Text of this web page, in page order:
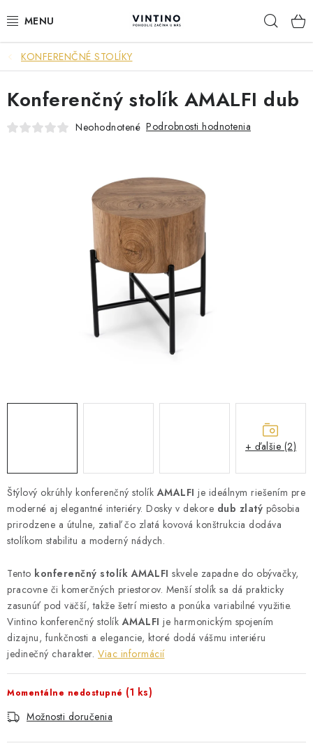
na
NÁBYTOK
VÝPREDAJ
ZÁVESNÉ HOJDACIE KRESLÁ
JEDÁLENSKÉ STOLY
JEDÁLENSKÉ STOLIČKY
ZÁHRADNÝ NÁBYTOK
SKRIŇA NA TOPANKY
FAQ - NAJČASTEJŠIE OTÁZKY
Všeobecné obchodné podmienky
Reklamácia vrátenie tovaru
Kontakty
KONFERENČNÉ STOLÍKY
Štýlový okrúhly konferenčný stolíkAMALFI je ideálnym riešením pre
moderné aj elegantné interiéry. Dosky v dekore dub zlatý pôsobia
prirodzene a útulne, zatiaľ čo zlatá kovová konštrukcia dodáva
stolíkom stabilitu a moderný nádych.
Tento konferenčný stolík AMALFI skvele zapadne do obývačky,
pracovne či komerčných priestorov. Menší stolík sa dá prakticky
zasunúť pod väčší, takže šetrí miesto a ponúka variabilné využitie.
Vintino konferenčný stolíkAMALFI je harmonickým spojením
dizajnu, funkčnosti a elegancie, ktoré dodá vášmu interiéru
jedinečný charakter. Viac informácií
Momentálne nedostupné (1 ks)
Možnosti doručenia
Konferenčný stolík AMALFI dub
Neohodnotené Podrobnosti hodnotenia
+ ďalšie (2)